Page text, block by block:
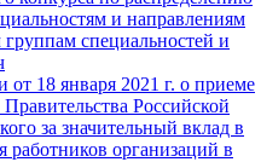
и направлениям
специальностей и
18 января 2021 г. о приеме
Российской
за значительный вклад в
работников организаций в